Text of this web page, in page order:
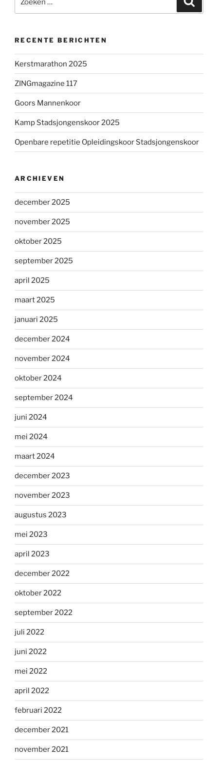
naar:
RECENTE BERICHTEN
Kerstmarathon 2025
ZINGmagazine 117
Goors Mannenkoor
Kamp Stadsjongenskoor 2025
Openbare repetitie Opleidingskoor Stadsjongenskoor
ARCHIEVEN
december 2025
november 2025
oktober 2025
september 2025
april 2025
maart 2025
januari 2025
december 2024
november 2024
oktober 2024
september 2024
juni 2024
mei 2024
maart 2024
december 2023
november 2023
augustus 2023
mei 2023
april 2023
december 2022
oktober 2022
september 2022
juli 2022
juni 2022
mei 2022
april 2022
februari 2022
december 2021
november 2021